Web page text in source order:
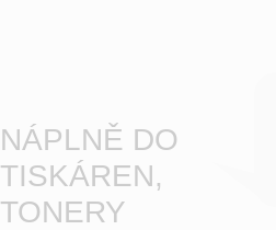
NÁPLNĚ DO
TISKÁREN,
TONERY